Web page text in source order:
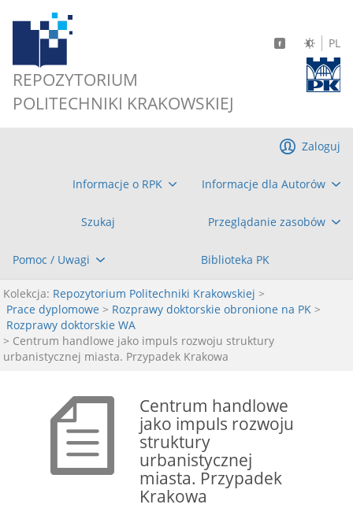
REPOZYTORIUM
POLITECHNIKI KRAKOWSKIEJ
PL
Informacje o RPK Informacje dla Autorów
Szukaj Przeglądanie zasobów
Pomoc / Uwagi Biblioteka PK
Zaloguj
Kolekcja: Repozytorium Politechniki Krakowskiej >
Prace dyplomowe > Rozprawy doktorskie obronione na PK >
Rozprawy doktorskie WA
> Centrum handlowe jako impuls rozwoju struktury
urbanistycznej miasta. Przypadek Krakowa
Centrum handlowe
jako impuls rozwoju
struktury
urbanistycznej
miasta. Przypadek
Krakowa